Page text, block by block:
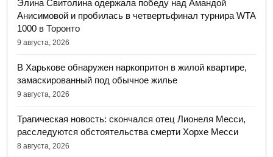
Элина Свитолина одержала победу над Амандой
Анисимовой и пробилась в четвертьфинал турнира WTA
1000 в Торонто
9 августа, 2026
В Харькове обнаружен наркопритон в жилой квартире,
замаскированный под обычное жилье
9 августа, 2026
Трагическая новость: скончался отец Лионеля Месси,
расследуются обстоятельства смерти Хорхе Месси
8 августа, 2026